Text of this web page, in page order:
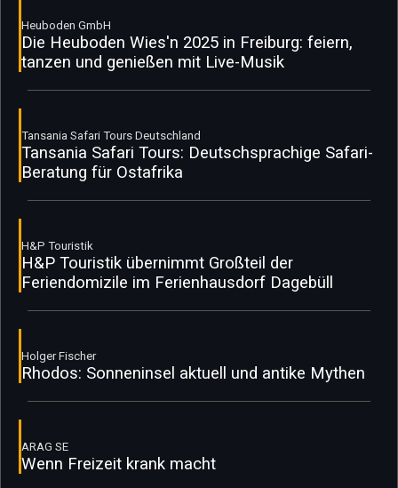
Heuboden GmbH
Die Heuboden Wies'n 2025 in Freiburg: feiern,
tanzen und genießen mit Live-Musik
Tansania Safari Tours Deutschland
Tansania Safari Tours: Deutschsprachige Safari-
Beratung für Ostafrika
H&P Touristik
H&P Touristik übernimmt Großteil der
Feriendomizile im Ferienhausdorf Dagebüll
Holger Fischer
Rhodos: Sonneninsel aktuell und antike Mythen
ARAG SE
Wenn Freizeit krank macht